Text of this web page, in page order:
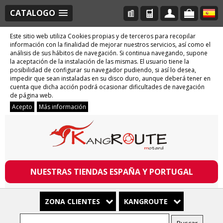
CATALOGO
Este sitio web utiliza Cookies propias y de terceros para recopilar
información con la finalidad de mejorar nuestros servicios, así como el
análisis de sus hábitos de navegación. Si continua navegando, supone
la aceptación de la instalación de las mismas. El usuario tiene la
posibilidad de configurar su navegador pudiendo, si así lo desea,
impedir que sean instaladas en su disco duro, aunque deberá tener en
cuenta que dicha acción podrá ocasionar dificultades de navegación
de página web.
Acepto
Más información
NUESTRAS TIENDAS ESPAÑA Y PORTUGAL
ZONA CLIENTES KANGROUTE